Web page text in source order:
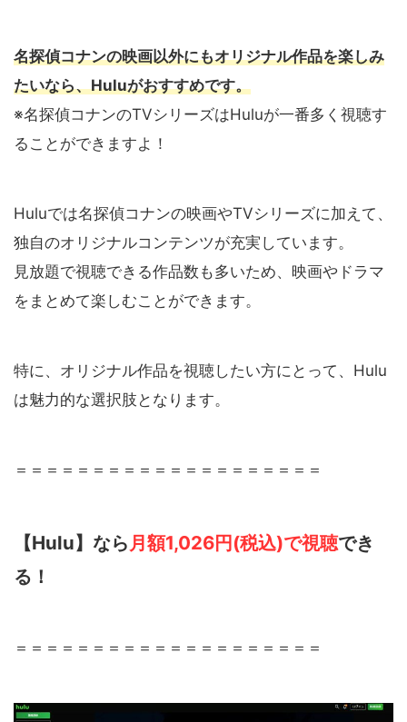
名探偵コナンの映画以外にもオリジナル作品を楽しみ
たいなら、Huluがおすすめです。
※名探偵コナンのTVシリーズはHuluが一番多く視聴す
ることができますよ！
Huluでは名探偵コナンの映画やTVシリーズに加えて、
独自のオリジナルコンテンツが充実しています。
見放題で視聴できる作品数も多いため、映画やドラマ
をまとめて楽しむことができます。
特に、オリジナル作品を視聴したい方にとって、Hulu
は魅力的な選択肢となります。
＝＝＝＝＝＝＝＝＝＝＝＝＝＝＝＝＝＝＝＝
【Hulu】なら月額1,026円(税込)で視聴でき
る！
＝＝＝＝＝＝＝＝＝＝＝＝＝＝＝＝＝＝＝＝